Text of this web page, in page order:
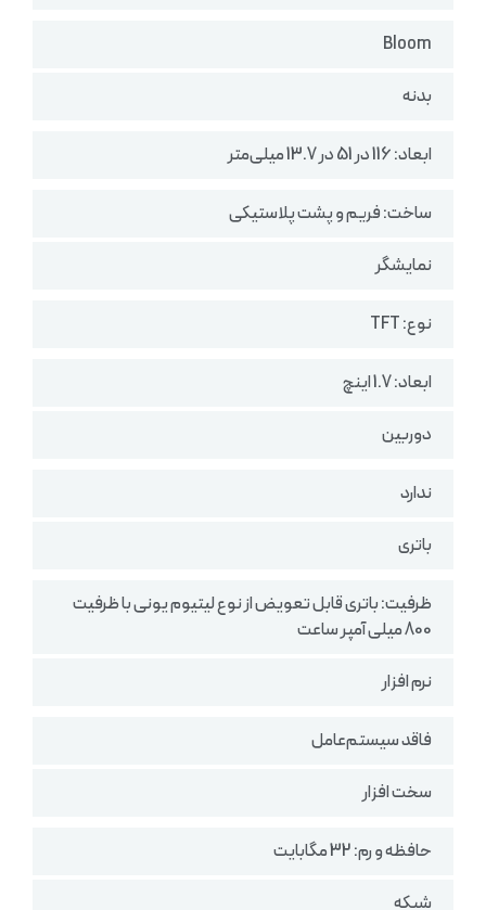
Bloom
بدنه
ابعاد: 116 در 51 در 13.7 میلی‌متر
ساخت: فریم و پشت پلاستیکی
نمایشگر
نوع: TFT
ابعاد: 1.7 اینچ
دوربین
ندارد
باتری
ظرفیت: باتری قابل تعویض از نوع لیتیوم یونی با ظرفیت
800 میلی آمپر ساعت
نرم افزار
فاقد سیستم‌عامل
سخت افزار
حافظه و رم: 32 مگابایت
شبکه